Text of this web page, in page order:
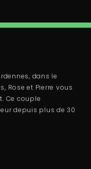
dans le
Rose et Pierre vous
Ce couple
depuis plus de 30